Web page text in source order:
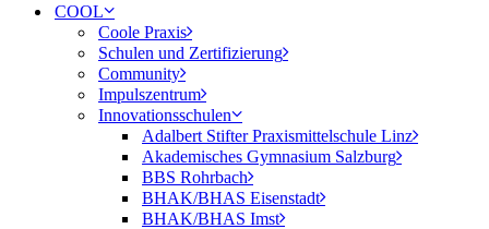
COOL
Coole Praxis
Schulen und Zertifizierung
Community
Impulszentrum
Innovationsschulen
Adalbert Stifter Praxismittelschule Linz
Akademisches Gymnasium Salzburg
BBS Rohrbach
BHAK/BHAS Eisenstadt
BHAK/BHAS Imst